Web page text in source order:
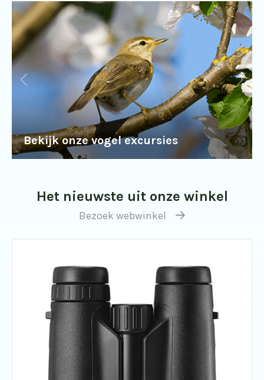
Bekijk onze vogel excursies
Het nieuwste uit onze winkel
Bezoek webwinkel